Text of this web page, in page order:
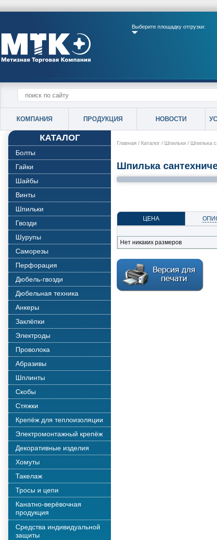
Выберите площадку отгрузки:
КОМПАНИЯ ПРОДУКЦИЯ НОВОСТИ
КАТАЛОГ
Болты
Гайки
Шайбы
Винты
Шпильки
Гвозди
Шурупы
Саморезы
Перфорация
Дюбель-гвозди
Дюбельная техника
Анкеры
Заклёпки
Электроды
Проволока
Абразивы
Шплинты
Скобы
Стяжки
Крепёж для теплоизоляции
Электромонтажный крепёж
Декоративные изделия
Хомуты
Такелаж
Тросы и цепи
Канатно-верёвочная
продукция
Средства индивидуальной
защиты
Главная / Каталог / Шпильки / Шпилька
Шпилька
ЦЕНА
Нет никаких размеров